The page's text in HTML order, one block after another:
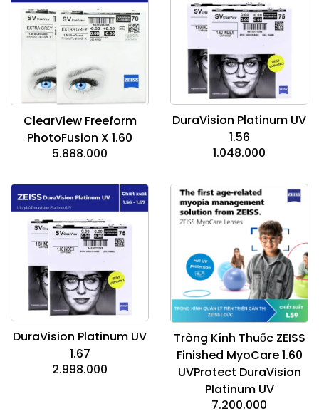
ClearView Freeform
PhotoFusion X 1.60
5.888.000
DuraVision Platinum UV
1.56
1.048.000
DuraVision Platinum UV
1.67
2.998.000
Tròng Kính Thuốc ZEISS
Finished MyoCare 1.60
UVProtect DuraVision
Platinum UV
7.200.000